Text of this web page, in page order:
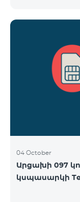
համարվելու են
փաթեթի
պայմաններին
04 October
Արցախի 097
կսպասարկի